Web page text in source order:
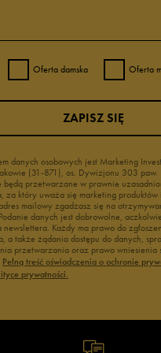
Oferta damska Oferta
danych osobowych jest Marketing
(31-871), os. Dywizjonu 303 paw.
będą przetwarzane w prawnie
za który uważa się marketing produktów i
mailowy zgadzasz się na
danych jest dobrowolne,
Każdy ma prawo do
a także żądania dostępu do danych,
przetwarzania oraz prawo wniesienia
Pełną treść oświadczenia o ochronie
prywatności.
ZAPISZ SIĘ